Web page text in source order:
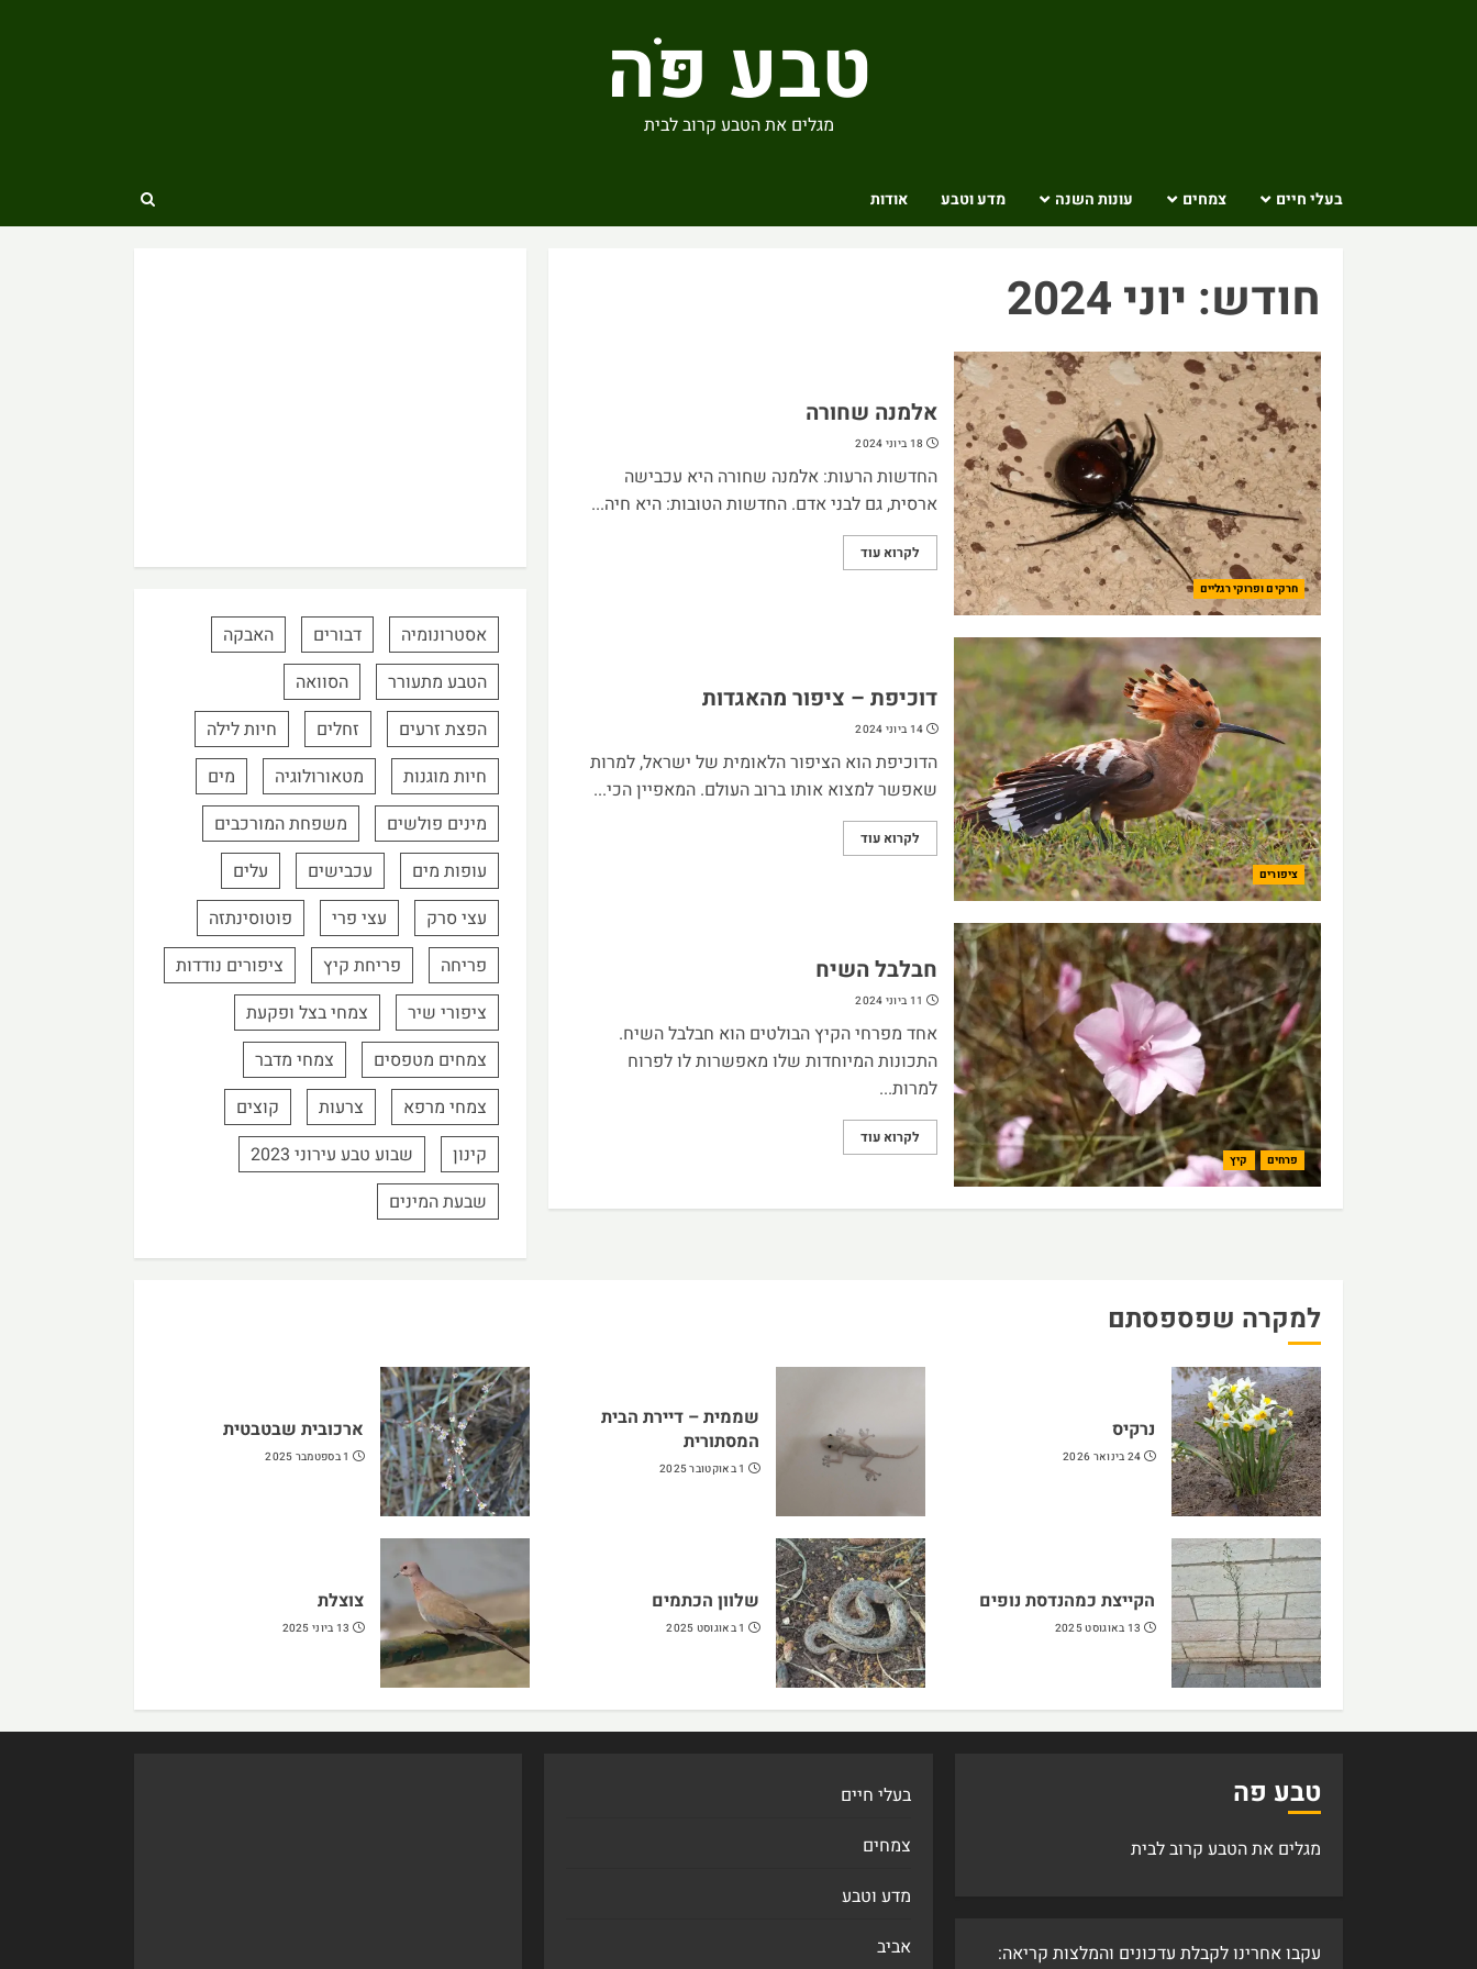
טבע פֹּה
מגלים את הטבע קרוב לבית
בעלי חיים צמחים עונות השנה מדע וטבע אודות
חודש: יוני 2024
חרקים ופרוקי רגליים
אלמנה שחורה
18 ביוני 2024
החדשות הרעות: אלמנה שחורה היא עכבישה
ארסית, גם לבני אדם. החדשות הטובות: היא חיה...
לקרוא עוד
ציפורים
דוכיפת – ציפור מהאגדות
14 ביוני 2024
הדוכיפת הוא הציפור הלאומית של ישראל, למרות
שאפשר למצוא אותו ברוב העולם. המאפיין הכי...
לקרוא עוד
פרחים קיץ
חבלבל השיח
11 ביוני 2024
אחד מפרחי הקיץ הבולטים הוא חבלבל השיח.
התכונות המיוחדות שלו מאפשרות לו לפרוח
למרות...
לקרוא עוד
אסטרונומיה דבורים
האבקה
הטבע מתעורר
הסוואה
הפצת זרעים
זחלים
חיות לילה
חיות מוגנות
מטאורולוגיה
מים
מינים פולשים
משפחת המורכבים
עופות מים
עכבישים
עלים
עצי סרק
עצי פרי
פוטוסינתזה
פריחה
פריחת קיץ
ציפורים נודדות
ציפורי שיר
צמחי בצל ופקעת
צמחים מטפסים
צמחי מדבר
צמחי מרפא
צרעות
קוצים
קינון
שבוע טבע עירוני 2023
שבעת המינים
למקרה שפספסתם
נרקיס
24 בינואר 2026
שממית – דיירת הבית
המסתורית
1 באוקטובר 2025
ארכובית שבטבטית
1 בספטמבר 2025
הקייצת כמהנדסת נופים
13 באוגוסט 2025
שלוון הכתמים
1 באוגוסט 2025
צוצלת
13 ביוני 2025
טבע פה
מגלים את הטבע קרוב לבית
עקבו אחרינו לקבלת עדכונים והמלצות קריאה:
בעלי חיים
צמחים
מדע וטבע
אביב